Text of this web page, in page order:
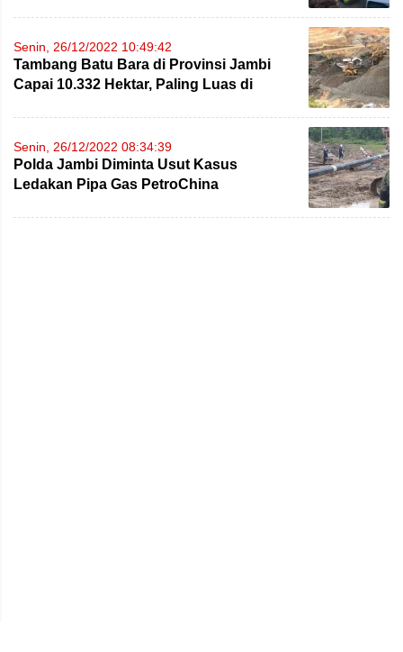
Senin, 26/12/2022 10:49:42
Tambang Batu Bara di Provinsi Jambi
Capai 10.332 Hektar, Paling Luas di
Senin, 26/12/2022 08:34:39
Polda Jambi Diminta Usut Kasus
Ledakan Pipa Gas PetroChina